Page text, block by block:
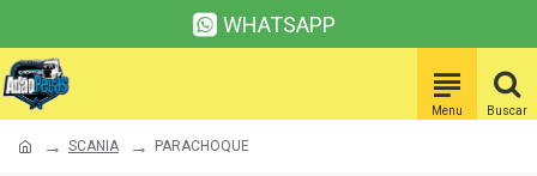
WHATSAPP
SCANIA PARACHOQUE